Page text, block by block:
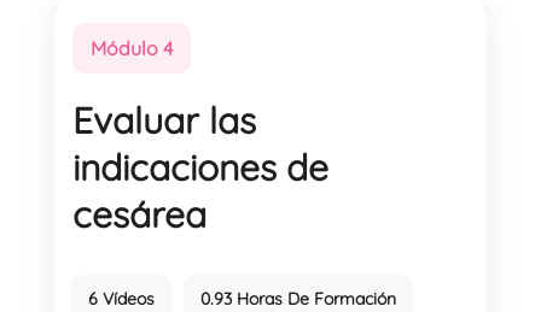
Módulo 4
Evaluar las
indicaciones de
cesárea
6 Vídeos 0.93 Horas De Formación